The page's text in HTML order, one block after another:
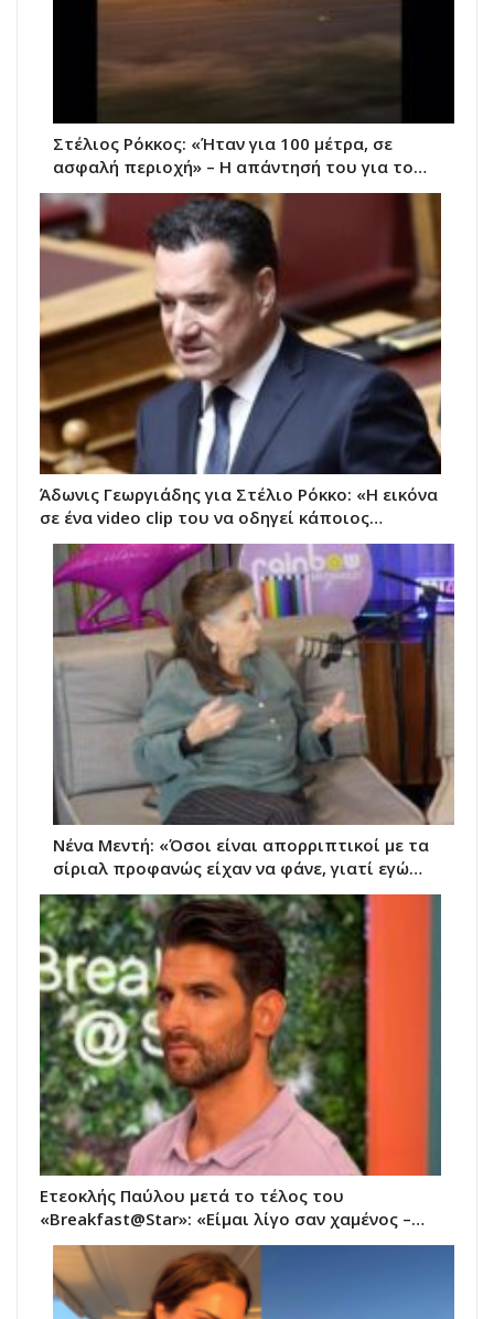
Στέλιος Ρόκκος: «Ήταν για 100 μέτρα, σε
ασφαλή περιοχή» – Η απάντησή του για το…
Άδωνις Γεωργιάδης για Στέλιο Ρόκκο: «Η εικόνα
σε ένα video clip του να οδηγεί κάποιος…
Νένα Μεντή: «Όσοι είναι απορριπτικοί με τα
σίριαλ προφανώς είχαν να φάνε, γιατί εγώ…
Ετεοκλής Παύλου μετά το τέλος του
«Breakfast@Star»: «Είμαι λίγο σαν χαμένος –…